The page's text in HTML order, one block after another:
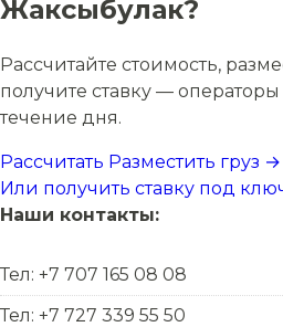
Жаксыбулак?
Рассчитайте стоимость,
получите ставку — операторы
течение дня.
Рассчитать Разместить груз →
Или получить ставку под
Наши контакты:
Тел: +7 707 165 08 08
Тел: +7 727 339 55 50